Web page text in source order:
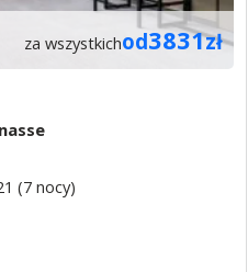
za wszystkichod3831zł
(7 nocy)